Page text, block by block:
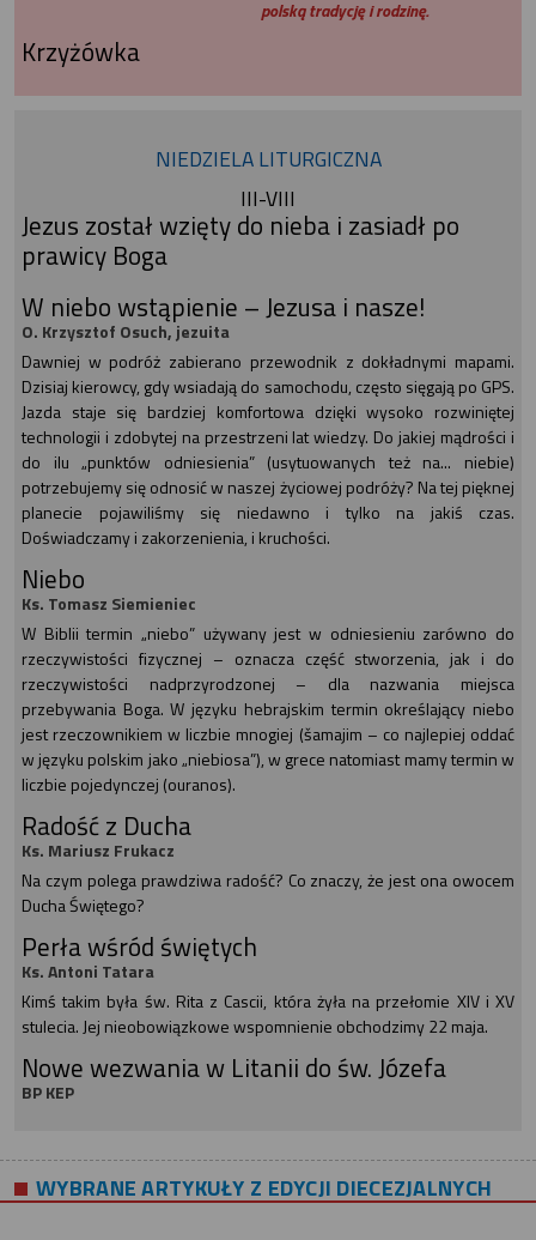
polską tradycję i rodzinę.
Krzyżówka
NIEDZIELA LITURGICZNA
III-VIII
Jezus został wzięty do nieba i zasiadł po
prawicy Boga
W niebo wstąpienie – Jezusa i nasze!
O. Krzysztof Osuch, jezuita
Dawniej w podróż zabierano przewodnik z dokładnymi mapami.
Dzisiaj kierowcy, gdy wsiadają do samochodu, często sięgają po GPS.
Jazda staje się bardziej komfortowa dzięki wysoko rozwiniętej
technologii i zdobytej na przestrzeni lat wiedzy. Do jakiej mądrości i
do ilu „punktów odniesienia” (usytuowanych też na... niebie)
potrzebujemy się odnosić w naszej życiowej podróży? Na tej pięknej
planecie pojawiliśmy się niedawno i tylko na jakiś czas.
Doświadczamy i zakorzenienia, i kruchości.
Niebo
Ks. Tomasz Siemieniec
W Biblii termin „niebo” używany jest w odniesieniu zarówno do
rzeczywistości fizycznej – oznacza część stworzenia, jak i do
rzeczywistości nadprzyrodzonej – dla nazwania miejsca
przebywania Boga. W języku hebrajskim termin określający niebo
jest rzeczownikiem w liczbie mnogiej (šamajim – co najlepiej oddać
w języku polskim jako „niebiosa”), w grece natomiast mamy termin w
liczbie pojedynczej (ouranos).
Radość z Ducha
Ks. Mariusz Frukacz
Na czym polega prawdziwa radość? Co znaczy, że jest ona owocem
Ducha Świętego?
Perła wśród świętych
Ks. Antoni Tatara
Kimś takim była św. Rita z Cascii, która żyła na przełomie XIV i XV
stulecia. Jej nieobowiązkowe wspomnienie obchodzimy 22 maja.
Nowe wezwania w Litanii do św. Józefa
BP KEP
WYBRANE ARTYKUŁY Z EDYCJI DIECEZJALNYCH